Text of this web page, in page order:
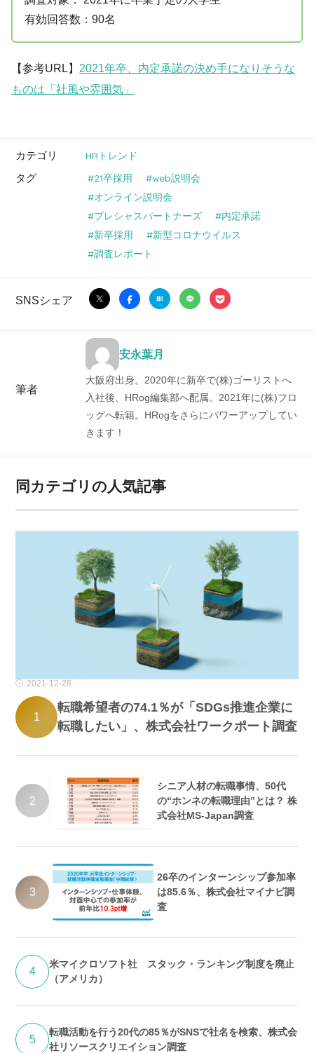
有効回答数：90名
【参考URL】 2021年卒、内定承諾の決め手になりそうな
ものは「社風や雰囲気」
カテゴリ HRトレンド
タグ 21卒採用
web説明会
オンライン説明会
プレシャスパートナーズ
内定承諾
新卒採用
新型コロナウイルス
調査レポート
SNSシェア
筆者
安永葉月
大阪府出身。2020年に新卒で(株)ゴーリストへ
入社後、HRog編集部へ配属。2021年に(株)フロ
ッグへ転籍。HRogをさらにパワーアップしてい
きます！
同カテゴリの人気記事
2021-12-28
1
転職希望者の74.1％が「SDGs推進企業に
転職したい」、株式会社ワークポート調査
2
シニア人材の転職事情、50代
の“ホンネの転職理由”とは？ 株
式会社MS-Japan調査
3
26卒のインターンシップ参加率
は85.6％、株式会社マイナビ調
査
4
米マイクロソフト社 スタック・ランキング制度を廃止
（アメリカ）
5
転職活動を行う20代の85％がSNSで社名を検索、株式会
社リソースクリエイション調査